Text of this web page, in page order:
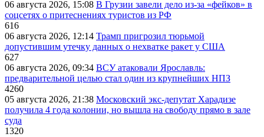
06 августа 2026, 15:08 В Грузии завели дело из-за «фейков» в
соцсетях о притеснениях туристов из РФ
616
06 августа 2026, 12:14 Трамп пригрозил тюрьмой
допустившим утечку данных о нехватке ракет у США
627
06 августа 2026, 09:34 ВСУ атаковали Ярославль:
предварительной целью стал один из крупнейших НПЗ
4260
05 августа 2026, 21:38 Московский экс-депутат Харадизе
получила 4 года колонии, но вышла на свободу прямо в зале
суда
1320